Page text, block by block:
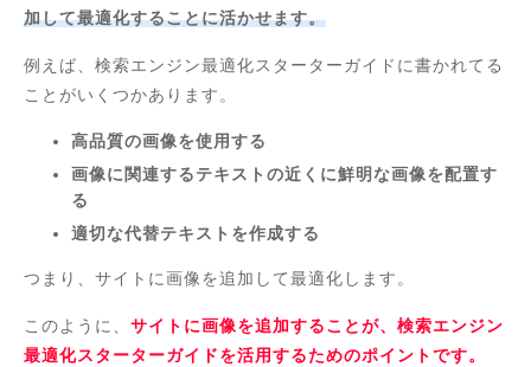
加して最適化することに活かせます。
例えば、検索エンジン最適化スターターガイドに書かれてる
ことがいくつかあります。
高品質の画像を使用する
画像に関連するテキストの近くに鮮明な画像を配置す
る
適切な代替テキストを作成する
つまり、サイトに画像を追加して最適化します。
このように、 サイトに画像を追加することが、検索エンジン
最適化スターターガイドを活用するためのポイントです。